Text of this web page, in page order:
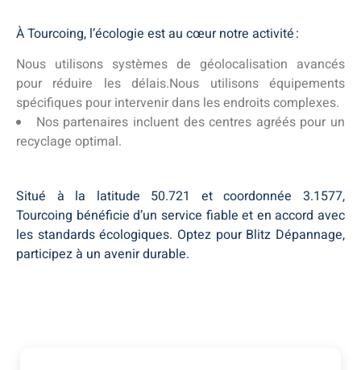
À Tourcoing, l’écologie est au cœur notre activité :
Nous utilisons systèmes de géolocalisation avancés
pour réduire les délais.Nous utilisons équipements
spécifiques pour intervenir dans les endroits complexes.
Nos partenaires incluent des centres agréés pour un
recyclage optimal.
Situé à la latitude 50.721 et coordonnée 3.1577,
Tourcoing bénéficie d’un service fiable et en accord avec
les standards écologiques. Optez pour Blitz Dépannage,
participez à un avenir durable.